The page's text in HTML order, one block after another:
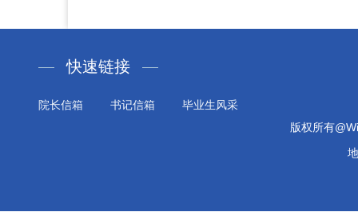
快速链接
院长信箱 书记信箱
毕业生风采
版权所有